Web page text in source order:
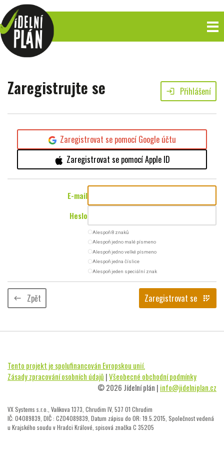
Zaregistrujte se login Přihlášení
Zaregistrovat se pomocí Google účtu
Zaregistrovat se pomocí Apple ID
E-mail
Heslo
radio_button_uncheckedAlespoň 8 znaků
radio_button_uncheckedAlespoň jedno malé písmeno
radio_button_uncheckedAlespoň jedno velké písmeno
radio_button_uncheckedAlespoň jedna číslice
radio_button_uncheckedAlespoň jeden speciální znak
keyboard_backspace Zpět Zaregistrovat se app_registration
Tento projekt je spolufinancován Evropskou unií.
Zásady zpracování osobních údajů |Všeobecné obchodní podmínky
© 2026 Jídelní plán | info@jidelniplan.cz
VX Systems s.r.o., Vaňkova 1373, Chrudim IV, 537 01 Chrudim
IČ: 04089839, DIČ : CZ04089839, Datum zápisu do OR: 19.5.2015, Společnost vedená
u Krajského soudu v Hradci Králové, spisová značka C 35205